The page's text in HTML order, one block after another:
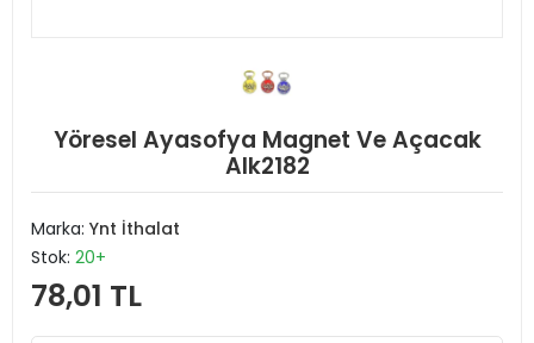
Yöresel Ayasofya Magnet Ve Açacak
Alk2182
Marka: Ynt İthalat
Stok: 20+
78,01 TL